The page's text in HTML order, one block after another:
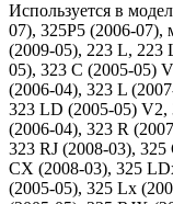
Используется в
07), 325P5 (2006-07),
(2009-05), 223 L, 223
05), 323 C (2005-05)
(2006-04), 323 L
323 LD (2005-05) V2,
(2006-04), 323 R
323 RJ (2008-03),
CX (2008-03), 325
(2005-05), 325 Lx